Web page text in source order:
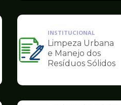
Ilustração
da
de
Governo
INSTITUCIONAL
Limpeza Urbana
e Manejo dos
Resíduos Sólidos